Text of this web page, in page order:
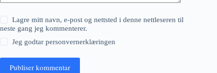
Lagre mitt navn, e-post og nettsted i denne nettleseren til
neste gang jeg kommenterer.
Jeg godtarpersonvernerklæringen
Publiser kommentar